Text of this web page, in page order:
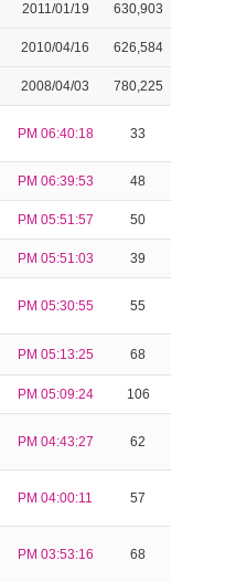
2011/01/19 630,903
2010/04/16 626,584
2008/04/03 780,225
PM 06:40:18 33
PM 06:39:53 48
PM 05:51:57 50
PM 05:51:03 39
PM 05:30:55 55
PM 05:13:25 68
PM 05:09:24 106
PM 04:43:27 62
PM 04:00:11 57
PM 03:53:16 68